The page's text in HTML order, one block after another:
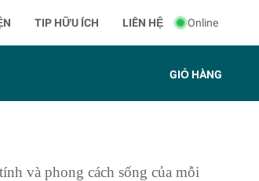
TIP HỮU ÍCH LIÊN HỆ Online
GIỎ HÀNG
và phong cách sống của mỗi